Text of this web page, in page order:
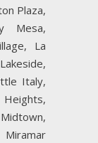
Plaza,
Mesa,
La
Italy,